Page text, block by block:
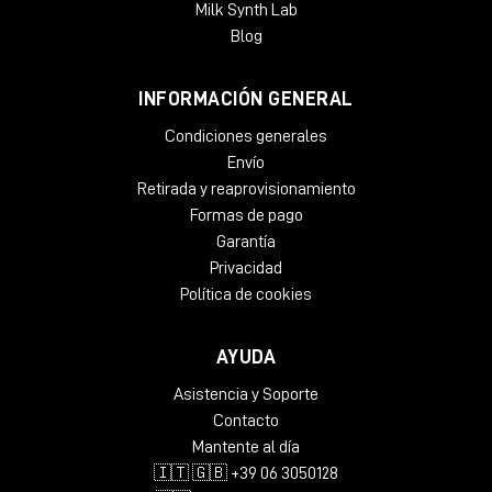
Milk Synth Lab
Blog
INFORMACIÓN GENERAL
Condiciones generales
Envío
Retirada y reaprovisionamiento
Formas de pago
Garantía
Privacidad
Política de cookies
AYUDA
Asistencia y Soporte
Contacto
Mantente al día
🇮🇹 🇬🇧 +39 06 3050128